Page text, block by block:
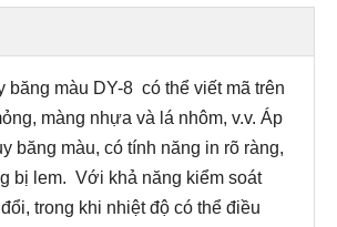
băng màu DY-8 có thể viết mã trên
màng nhựa và lá nhôm, v.v. Áp
băng màu, có tính năng in rõ ràng,
bị lem. Với khả năng kiểm soát
trong khi nhiệt độ có thể điều